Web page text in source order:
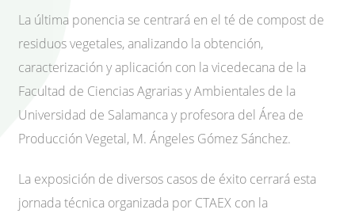
La última ponencia se centrará en el té de compost de
residuos vegetales, analizando la obtención,
caracterización y aplicación con la vicedecana de la
Facultad de Ciencias Agrarias y Ambientales de la
Universidad de Salamanca y profesora del Área de
Producción Vegetal, M. Ángeles Gómez Sánchez.
La exposición de diversos casos de éxito cerrará esta
jornada técnica organizada por CTAEX con la